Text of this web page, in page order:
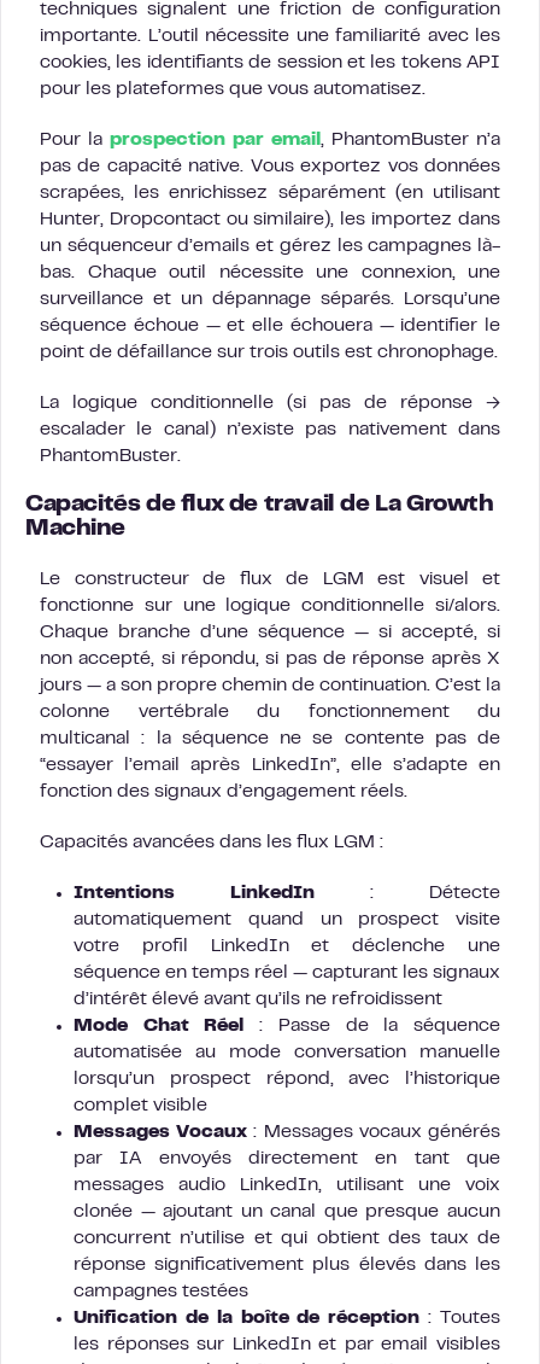
techniques signalent une friction de configuration
importante. L’outil nécessite une familiarité avec les
cookies, les identifiants de session et les tokens API
pour les plateformes que vous automatisez.
Pour la prospection par email , PhantomBuster n’a
pas de capacité native. Vous exportez vos données
scrapées, les enrichissez séparément (en utilisant
Hunter, Dropcontact ou similaire), les importez dans
un séquenceur d’emails et gérez les campagnes là-
bas. Chaque outil nécessite une connexion, une
surveillance et un dépannage séparés. Lorsqu’une
séquence échoue — et elle échouera — identifier le
point de défaillance sur trois outils est chronophage.
La logique conditionnelle (si pas de réponse →
escalader le canal) n’existe pas nativement dans
PhantomBuster.
Capacités de flux de travail de La Growth
Machine
Le constructeur de flux de LGM est visuel et
fonctionne sur une logique conditionnelle si/alors.
Chaque branche d’une séquence — si accepté, si
non accepté, si répondu, si pas de réponse après X
jours — a son propre chemin de continuation. C’est la
colonne vertébrale du fonctionnement du
multicanal : la séquence ne se contente pas de
“essayer l’email après LinkedIn”, elle s’adapte en
fonction des signaux d’engagement réels.
Capacités avancées dans les flux LGM :
Intentions LinkedIn : Détecte
automatiquement quand un prospect visite
votre profil LinkedIn et déclenche une
séquence en temps réel — capturant les signaux
d’intérêt élevé avant qu’ils ne refroidissent
Mode Chat Réel
: Passe de la séquence
automatisée au mode conversation manuelle
lorsqu’un prospect répond, avec l’historique
complet visible
Messages Vocaux : Messages vocaux générés
par IA envoyés directement en tant que
messages audio LinkedIn, utilisant une voix
clonée — ajoutant un canal que presque aucun
concurrent n’utilise et qui obtient des taux de
réponse significativement plus élevés dans les
campagnes testées
Unification de la boîte de réception : Toutes
les réponses sur LinkedIn et par email visibles